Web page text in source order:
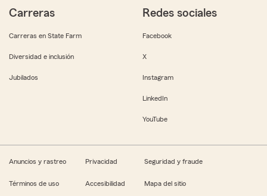
Carreras
Carreras en State Farm
Diversidad e inclusión
Jubilados
Redes sociales
Facebook
X
Instagram
LinkedIn
YouTube
Anuncios y rastreo Privacidad Seguridad y fraude
Términos de uso Accesibilidad Mapa del sitio